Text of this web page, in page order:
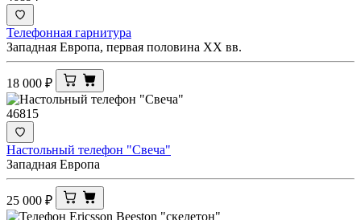
Телефонная гарнитура
Западная Европа, первая половина XX вв.
18 000 ₽
46815
Настольный телефон "Свеча"
Западная Европа
25 000 ₽